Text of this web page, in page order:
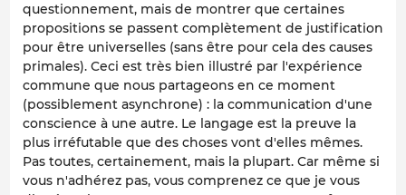
questionnement, mais de montrer que certaines
propositions se passent complètement de justification
pour être universelles (sans être pour cela des causes
primales). Ceci est très bien illustré par l'expérience
commune que nous partageons en ce moment
(possiblement asynchrone) : la communication d'une
conscience à une autre. Le langage est la preuve la
plus irréfutable que des choses vont d'elles mêmes.
Pas toutes, certainement, mais la plupart. Car même si
vous n'adhérez pas, vous comprenez ce que je vous